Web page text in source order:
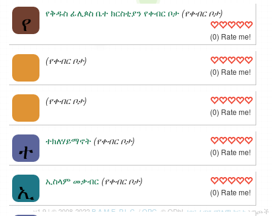
የ የቅዱስ ፊሊጶስ ቤተ ክርስቲያን የቀብር ቦታ (የቀብር ቦታ)
(0) Rate me!
(የቀብር ቦታ)
(0) Rate me!
(የቀብር ቦታ)
(0) Rate me!
ተ ተክለሃይማኖት (የቀብር ቦታ)
(0) Rate me!
ኢ ኢስላም መቃብር (የቀብር ቦታ)
(0) Rate me!
v1.9 | © 2008-2022 B.A.M.E. P.L.C. /OPG , © ODbL ነፃና ፈጣን የዓለም ካርታ አዋጮች